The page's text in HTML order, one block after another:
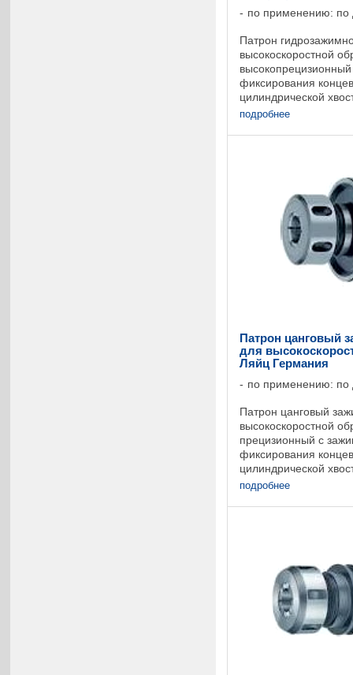
по применению: по
Патрон
высокоскоростной
фиксирования
цилиндрической
хвостовой части
подробнее
Патрон цанговый
для
Ляйц Германия
по применению: по
Патрон цанговый
высокоскоростной
прецизионный с
фиксирования
цилиндрической
хвостовой части
подробнее